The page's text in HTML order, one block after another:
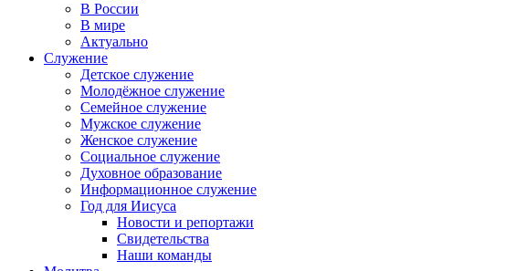
В России
В мире
Актуально
Служение
Детское служение
Молодёжное служение
Семейное служение
Мужское служение
Женское служение
Социальное служение
Духовное образование
Информационное служение
Год для Иисуса
Новости и репортажи
Свидетельства
Наши команды